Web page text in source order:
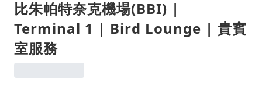
比朱帕特奈克機場(BBI) |
Terminal 1 | Bird Lounge | 貴賓
室服務